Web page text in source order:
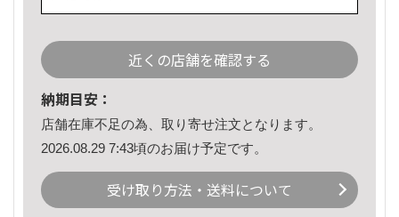
近くの店舗を確認する
納期目安：
店舗在庫不足の為、取り寄せ注文となります。
2026.08.29 7:43頃のお届け予定です。
受け取り方法・送料について